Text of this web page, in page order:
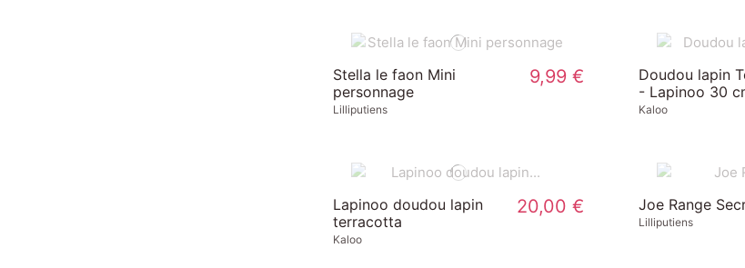
Stella le faon Mini
personnage
Lilliputiens
9,99 €
Doudou lapin
- Lapinoo 30
Kaloo
Lapinoo doudou lapin
terracotta
Kaloo
20,00 € Joe Range
Lilliputiens